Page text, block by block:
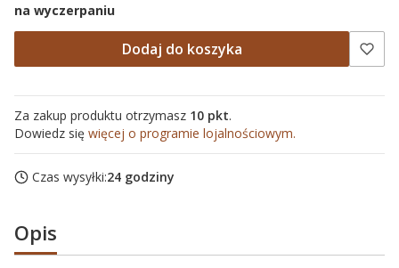
na wyczerpaniu
Dodaj do koszyka
Za zakup produktu otrzymasz 10 pkt.
Dowiedz się więcej o programie lojalnościowym.
Czas wysyłki:24 godziny
Opis